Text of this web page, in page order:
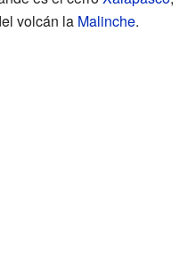
volcán la Malinche.